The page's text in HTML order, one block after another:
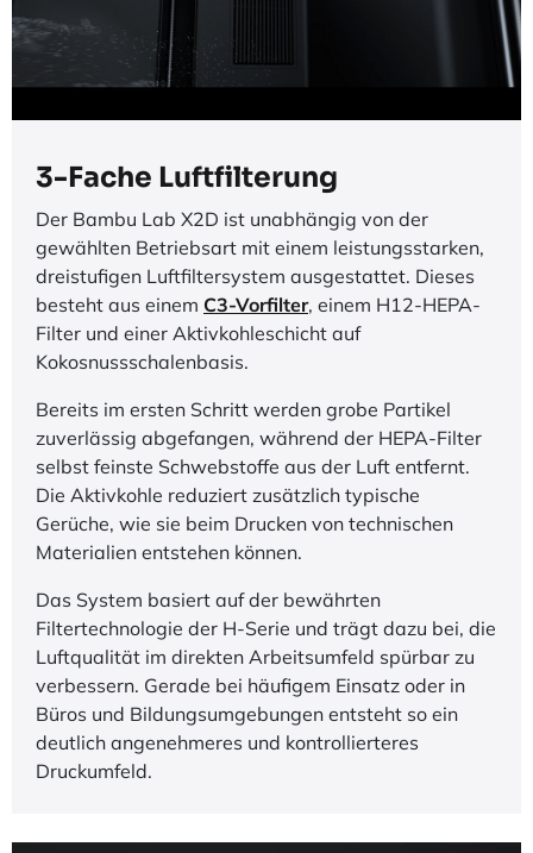
überwacht.
3-Fache Luftfilterung
Der Bambu Lab X2D ist unabhängig von der
gewählten Betriebsart mit einem leistungsstarken,
dreistufigen Luftfiltersystem ausgestattet. Dieses
besteht aus einemC3-Vorfilter
Filter und einer Aktivkohleschicht auf
Kokosnussschalenbasis.
Bereits im ersten Schritt werden grobe Partikel
zuverlässig abgefangen, während der HEPA-Filter
selbst feinste Schwebstoffe aus der Luft entfernt.
Die Aktivkohle reduziert zusätzlich typische
Gerüche, wie sie beim Drucken von technischen